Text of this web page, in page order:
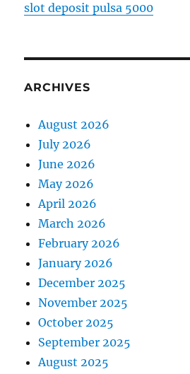
slot deposit pulsa 5000
ARCHIVES
August 2026
July 2026
June 2026
May 2026
April 2026
March 2026
February 2026
January 2026
December 2025
November 2025
October 2025
September 2025
August 2025